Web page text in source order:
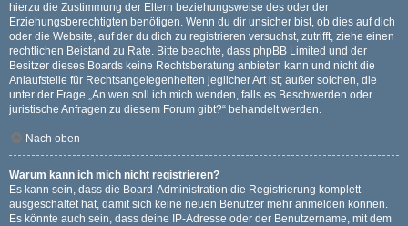
hierzu die Zustimmung der Eltern beziehungsweise des oder der
Erziehungsberechtigten benötigen. Wenn du dir unsicher bist, ob dies auf dich
oder die Website, auf der du dich zu registrieren versuchst, zutrifft, ziehe einen
rechtlichen Beistand zu Rate. Bitte beachte, dass phpBB Limited und der
Besitzer dieses Boards keine Rechtsberatung anbieten kann und nicht die
Anlaufstelle für Rechtsangelegenheiten jeglicher Art ist; außer solchen, die
unter der Frage „An wen soll ich mich wenden, falls es Beschwerden oder
juristische Anfragen zu diesem Forum gibt?“ behandelt werden.
Nach oben
Warum kann ich mich nicht registrieren?
Es kann sein, dass die Board-Administration die Registrierung komplett
ausgeschaltet hat, damit sich keine neuen Benutzer mehr anmelden können.
Es könnte auch sein, dass deine IP-Adresse oder der Benutzername, mit dem